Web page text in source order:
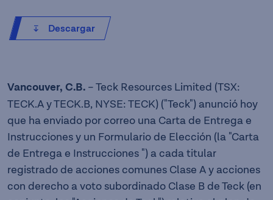
Descargar
Vancouver, C.B. – Teck Resources Limited (TSX:
TECK.A y TECK.B, NYSE: TECK) ("Teck") anunció hoy
que ha enviado por correo una Carta de Entrega e
Instrucciones y un Formulario de Elección (la "Carta
de Entrega e Instrucciones ") a cada titular
registrado de acciones comunes Clase A y acciones
con derecho a voto subordinado Clase B de Teck (en